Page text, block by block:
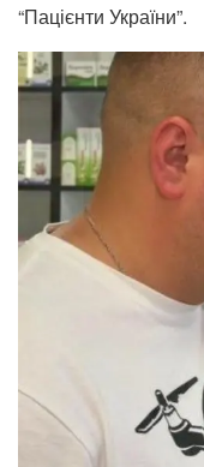
“Пацієнти України”.